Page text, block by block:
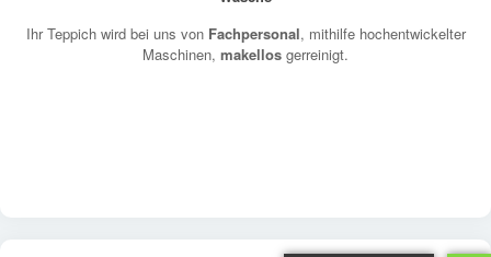
Ihr Teppich wird bei uns von Fachpersonal, mithilfe hochentwickelter
Maschinen, makellos gerreinigt.